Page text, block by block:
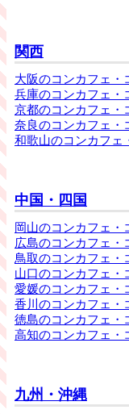
関西
大阪のコンカフェ・
兵庫のコンカフェ・
京都のコンカフェ・
奈良のコンカフェ・
和歌山のコンカフェ
中国・四国
岡山のコンカフェ・
広島のコンカフェ・
鳥取のコンカフェ・
山口のコンカフェ・
愛媛のコンカフェ・
香川のコンカフェ・
徳島のコンカフェ・
高知のコンカフェ・
九州・沖縄